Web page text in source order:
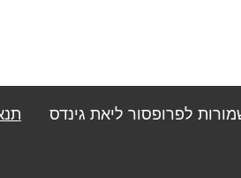
לפרופסור ליאת גינדס